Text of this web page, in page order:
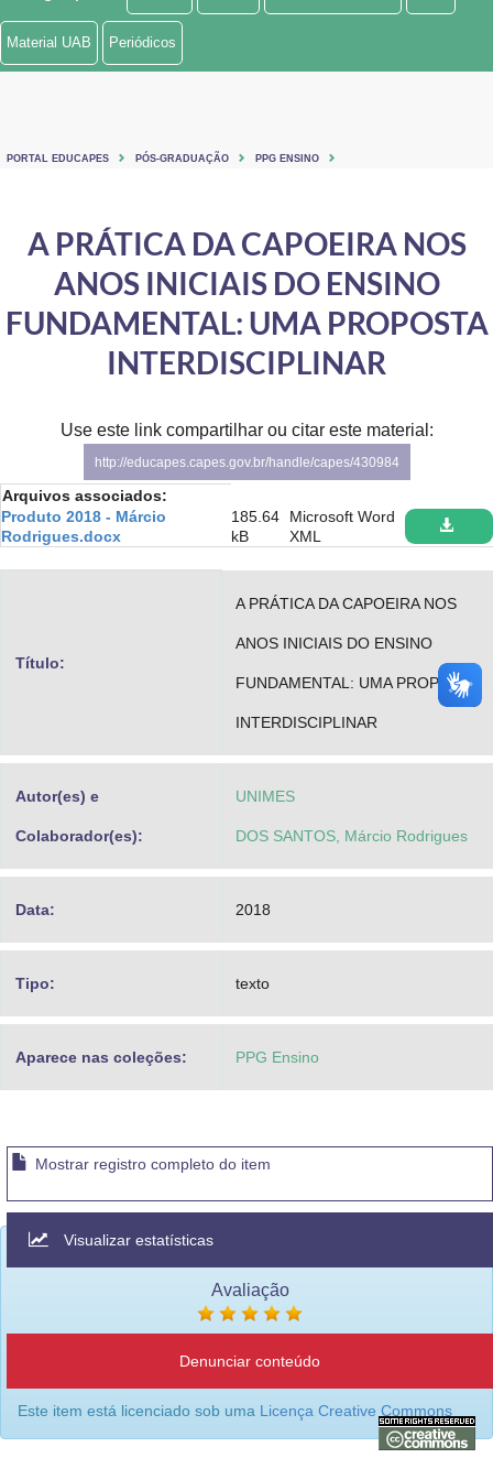
Ministério de Minas e Energia
Controladoria-Geral da União
Ministério da Mulher, da Família e dos Direitos Humanos
Gabinete de Segurança Institucional
Advocacia-Geral da União
Material UAB Periódicos
PORTAL EDUCAPES PÓS-GRADUAÇÃO PPG ENSINO
A PRÁTICA DA CAPOEIRA NOS
ANOS INICIAIS DO ENSINO
FUNDAMENTAL: UMA PROPOSTA
INTERDISCIPLINAR
Use este link compartilhar ou citar este material:
http://educapes.capes.gov.br/handle/capes/430984
Arquivos associados:
Produto 2018 - Márcio
Rodrigues.docx
185.64
kB
Microsoft Word
XML
Título:
A PRÁTICA DA CAPOEIRA NOS
ANOS INICIAIS DO ENSINO
FUNDAMENTAL: UMA PROPOSTA
INTERDISCIPLINAR
Autor(es) e
Colaborador(es):
UNIMES
DOS SANTOS, Márcio Rodrigues
Data: 2018
Tipo: texto
Aparece nas coleções: PPG Ensino
Mostrar registro completo do item
Visualizar estatísticas
Avaliação
Denunciar conteúdo
Este item está licenciado sob uma Licença Creative Commons